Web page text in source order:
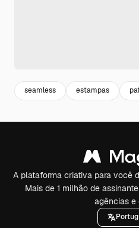
seamless estampas
A plataforma criativa para você
Mais de 1 milhão de
agências e